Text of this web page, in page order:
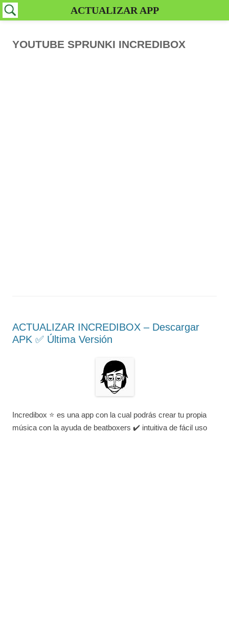
YOUTUBE SPRUNKI INCREDIBOX
ACTUALIZAR INCREDIBOX – Descargar
APK ✅️ Última Versión
Incredibox ⭐ es una app con la cual podrás crear tu propia
música con la ayuda de beatboxers ✔️ intuitiva de fácil uso
ACTUALIZAR APP